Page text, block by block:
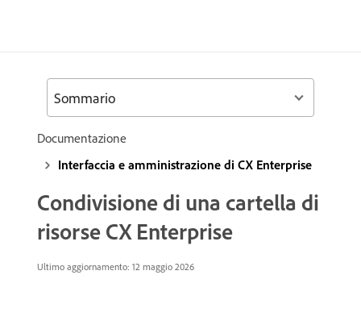
Documentazione
Interfaccia e amministrazione di CX Enterprise
Condivisione di una cartella di
risorse CX Enterprise
Ultimo aggiornamento: 12 maggio 2026
Sommario